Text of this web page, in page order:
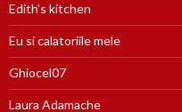
Edith's kitchen
Eu si calatoriile mele
Ghiocel07
Laura Adamache